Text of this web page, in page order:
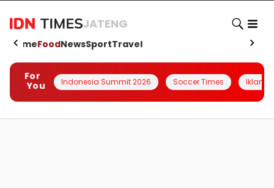
JATENG
HomeFoodNewsSportTravel
For
You
Indonesia Summit 2026 Soccer Times Iklanin